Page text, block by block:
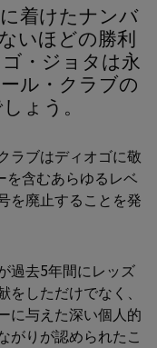
着けたナンバ
いほどの勝利
・ジョタは永
ル・クラブの
ょう。
ラブはディオゴに敬
を含むあらゆるレベ
を廃止することを発
過去5年間にレッズ
しただけでなく、
に与えた深い個人的
がりが認められたこ